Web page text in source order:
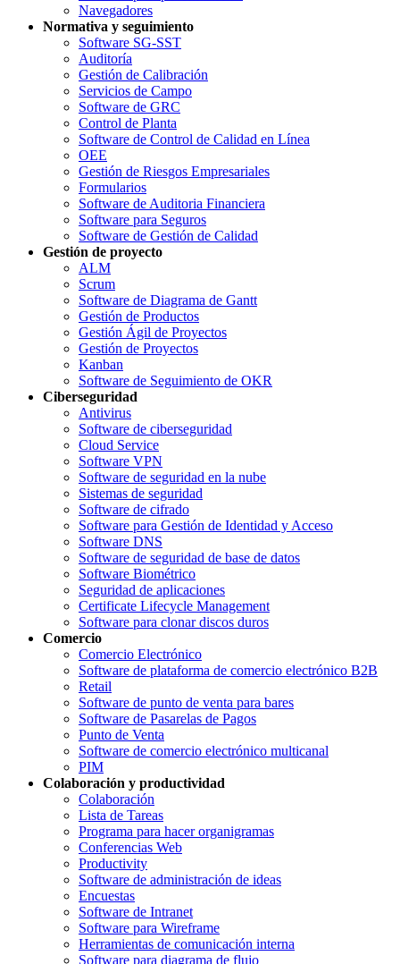
Navegadores
Normativa y seguimiento
Software SG-SST
Auditoría
Gestión de Calibración
Servicios de Campo
Software de GRC
Control de Planta
Software de Control de Calidad en Línea
OEE
Gestión de Riesgos Empresariales
Formularios
Software de Auditoria Financiera
Software para Seguros
Software de Gestión de Calidad
Gestión de proyecto
ALM
Scrum
Software de Diagrama de Gantt
Gestión de Productos
Gestión Ágil de Proyectos
Gestión de Proyectos
Kanban
Software de Seguimiento de OKR
Ciberseguridad
Antivirus
Software de ciberseguridad
Cloud Service
Software VPN
Software de seguridad en la nube
Sistemas de seguridad
Software de cifrado
Software para Gestión de Identidad y Acceso
Software DNS
Software de seguridad de base de datos
Software Biométrico
Seguridad de aplicaciones
Certificate Lifecycle Management
Software para clonar discos duros
Comercio
Comercio Electrónico
Software de plataforma de comercio electrónico B2B
Retail
Software de punto de venta para bares
Software de Pasarelas de Pagos
Punto de Venta
Software de comercio electrónico multicanal
PIM
Colaboración y productividad
Colaboración
Lista de Tareas
Programa para hacer organigramas
Conferencias Web
Productivity
Software de administración de ideas
Encuestas
Software de Intranet
Software para Wireframe
Herramientas de comunicación interna
Software para diagrama de flujo